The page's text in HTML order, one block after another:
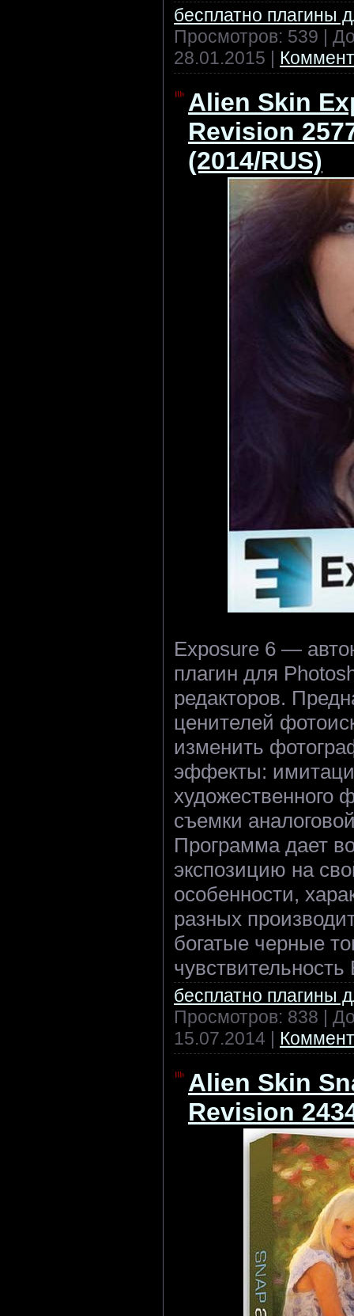
бесплатно плагины
Просмотров: 539 |
28.01.2015 |
Alien Skin
Revision
(2014/RUS)
Exposure 6 —
плагин для
редакторов.
ценителей
изменить
эффекты:
художественного
съемки
Программа дает
экспозицию на
особенности,
разных
богатые черные
бесплатно плагины
Просмотров: 838 |
15.07.2014 |
Alien Skin
Revision